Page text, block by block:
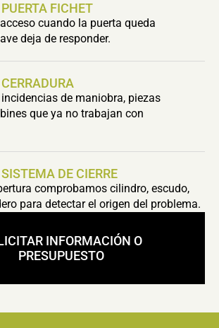
FICHET
cuando la puerta queda
deja de responder.
de maniobra, piezas
que ya no trabajan con
DE CIERRE
comprobamos cilindro, escudo,
para detectar el origen del problema.
INFORMACIÓN O
PRESUPUESTO